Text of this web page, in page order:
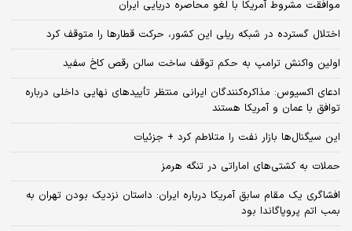
موافقت مشروط آمریکا با لغو محاصره دریایی ایران
اختلال گسترده در شبکه ریلی این کشور، حرکت قطارها را متوقف کرد
اولین واکنش ترامپ به حکم توقف ساخت سالن رقص کاخ سفید
ادعای اکسیوس: مذاکره‌کنندگان ایرانی منتظر تأییدهای نهایی داخلی درباره
توافق با عمان و آمریکا هستند
این سیگنال‌ها بازار نفت را متلاطم کرد + جزئیات
حملات به کشتی‌های اماراتی در تنگه هرمز
افشاگری یک مقام سابق آمریکا درباره ایران: داستان نزدیک بودن تهران به
بمب اتم پروپاگاندا بود